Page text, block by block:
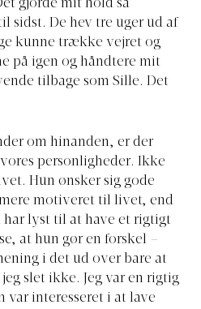
gjorde mit hold så
sidst. De hev tre uger ud af
kunne trække vejret og
på igen og håndtere mit
tilbage som Sille. Det
om hinanden, er der
personligheder. Ikke
Hun ønsker sig gode
motiveret til livet, end
har lyst til at have et rigtigt
at hun gør en forskel –
i det ud over bare at
slet ikke. Jeg var en rigtig
var interesseret i at lave